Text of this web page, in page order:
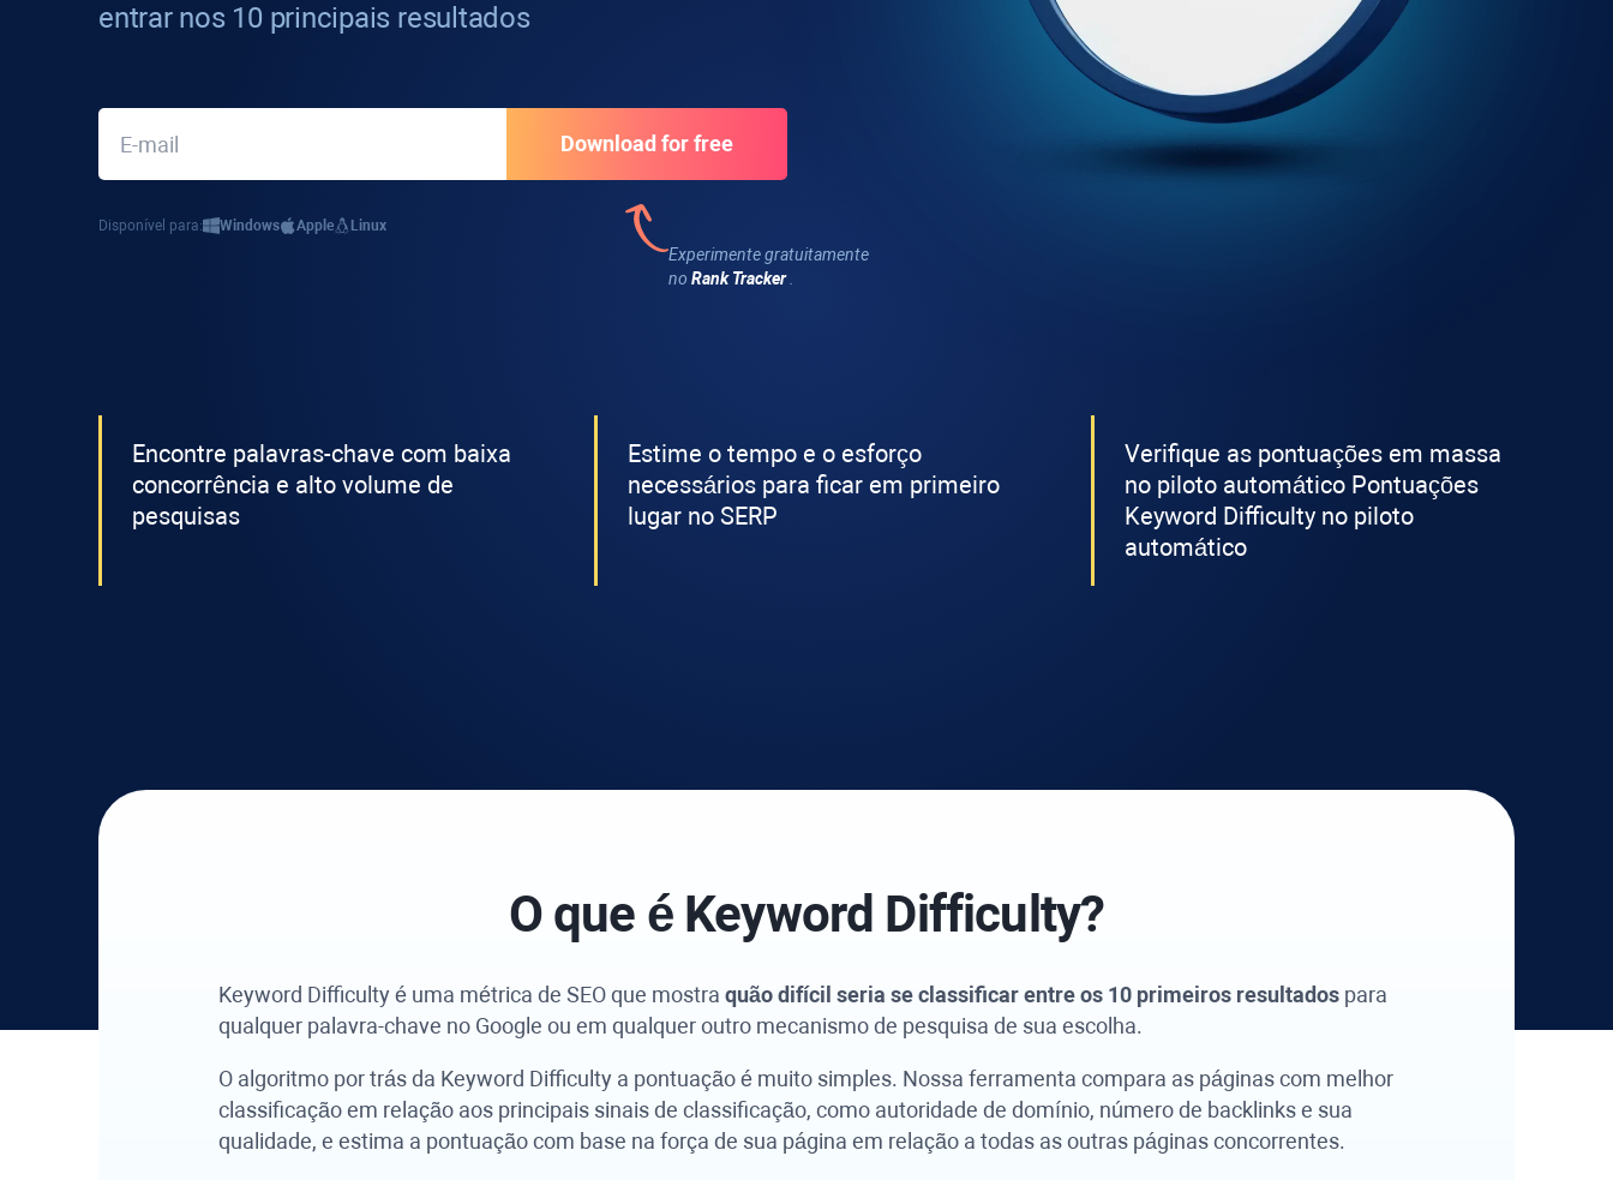
entrar nos 10 principais resultados
Experimente gratuitamente
no Rank Tracker.
Disponível para: Windows Apple Linux
Encontre palavras-chave com baixa
concorrência e alto volume de
pesquisas
Estime o tempo e o esforço
necessários para ficar em primeiro
lugar no SERP
Verifique as pontuações em massa
no piloto automático Pontuações
Keyword Difficultyno piloto
automático
O que é Keyword Difficulty?
Keyword Difficultyé uma métrica de SEO que mostra quão difícil seria se classificar entre os 10 primeiros resultados para
qualquer palavra-chave no Google ou em qualquer outro mecanismo de pesquisa de sua escolha.
O algoritmo por trás da Keyword Difficulty a pontuação é muito simples. Nossa ferramenta compara as páginas com melhor
classificação em relação aos principais sinais de classificação, como autoridade de domínio, número de backlinks e sua
qualidade, e estima a pontuação com base na força de sua página em relação a todas as outras páginas concorrentes.